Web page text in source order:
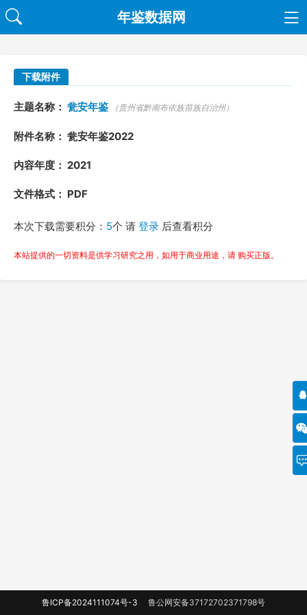
年鉴数据网
下载附件
主题名称： 瓮安年鉴 （贵州省黔南布依族苗族自治州）
附件名称： 瓮安年鉴2022
内容年度： 2021
文件格式： PDF
本次下载需要积分： 5个 请 登录 后查看积分
本站提供的一切资料是供学习研究之用，如用于商业用途，请 购买正版。
鲁ICP备2024111074号-3 鲁公网安备37172702371798号